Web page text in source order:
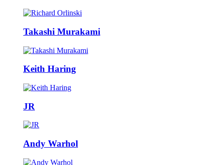
Takashi Murakami
Keith Haring
JR
Andy Warhol